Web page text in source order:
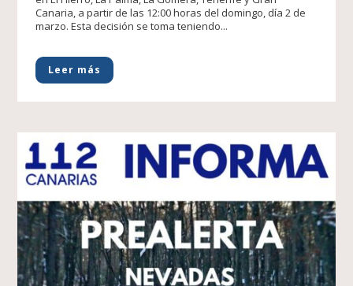
Canaria, a partir de las 12:00 horas del domingo, día 2 de
marzo. Esta decisión se toma teniendo...
Leer más